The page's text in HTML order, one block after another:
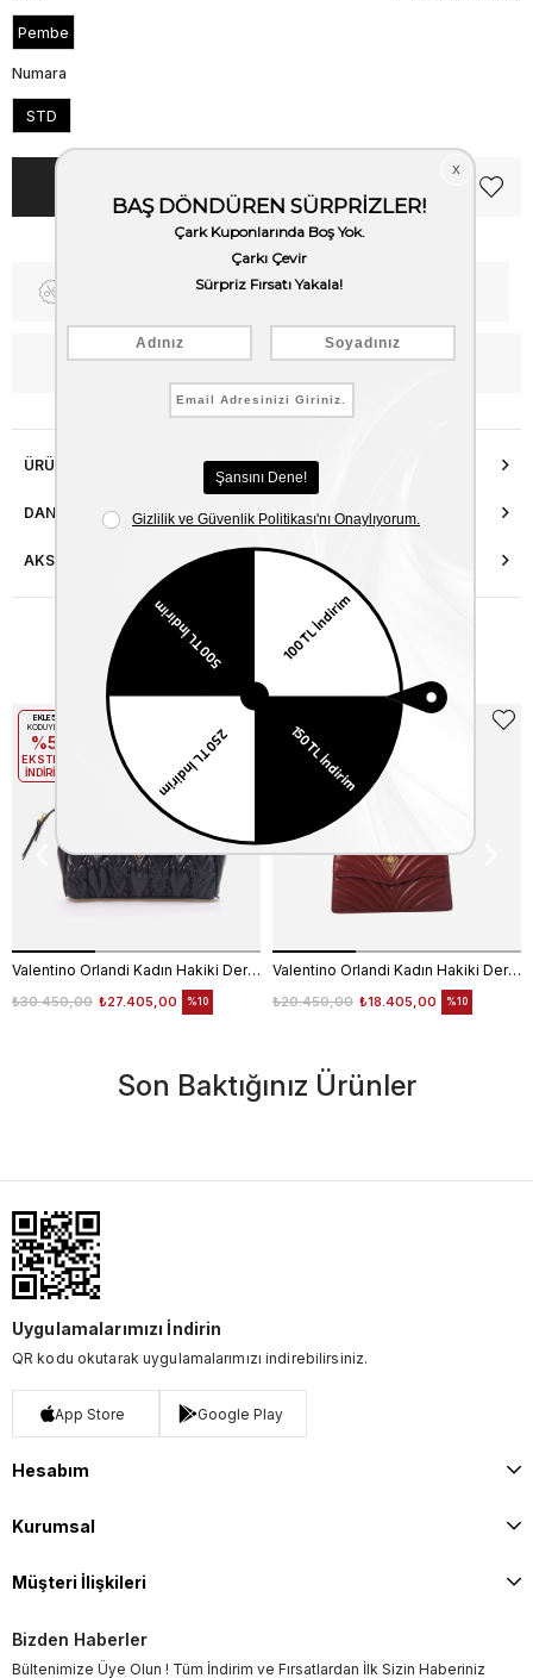
Pembe
Numara
STD
Fiyat Düşünce Haber Ver
WhatsApp’tan Bilgi Al
ÜRÜN ÖZELLIKLERI
DANIŞMA HATTI
AKSESUAR ONARIMI
Benzer Ürünler
Valentino Orlandi Kadın Hakiki Deri Siyah Omuz Çantası
₺27.405,00
₺30.450,00 %10
EKLE5
KODUYLA
%5
EKSTRA
İNDİRİM
Valentino Orlandi Kadın Hakiki Deri Bordo Omuz Çantası
₺18.405,00
₺20.450,00 %10
KODUYLA
%5
EKSTRA
İNDİRİM
Son Baktığınız Ürünler
Uygulamalarımızı İndirin
QR kodu okutarak uygulamalarımızı indirebilirsiniz.
App Store Google Play
Hesabım
Kurumsal
Müşteri İlişkileri
Bizden Haberler
Bültenimize Üye Olun ! Tüm İndirim ve Fırsatlardan İlk Sizin Haberiniz